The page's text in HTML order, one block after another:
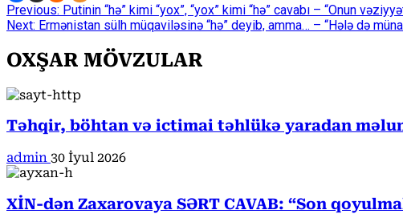
Continue
Reading
Previous: Putinin “hə” kimi “yox”, “yox” kimi “hə” cavabı – “Onun
Next: Ermənistan sülh müqaviləsinə “hə” deyib, amma… – “Hələ də
OXŞAR MÖVZULAR
Təhqir, böhtan və ictimai təhlükə yaradan
admin 30 İyul 2026
XİN-dən Zaxarovaya SƏRT CAVAB: “Son